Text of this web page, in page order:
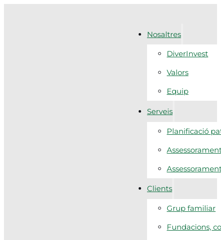
Nosaltres
DiverInvest
Valors
Equip
Serveis
Planificació
Clients
Grup familiar
Fundacions,